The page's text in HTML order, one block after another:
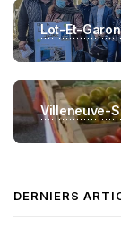
Lot-Et-
Villeneuve-
DERNIERS